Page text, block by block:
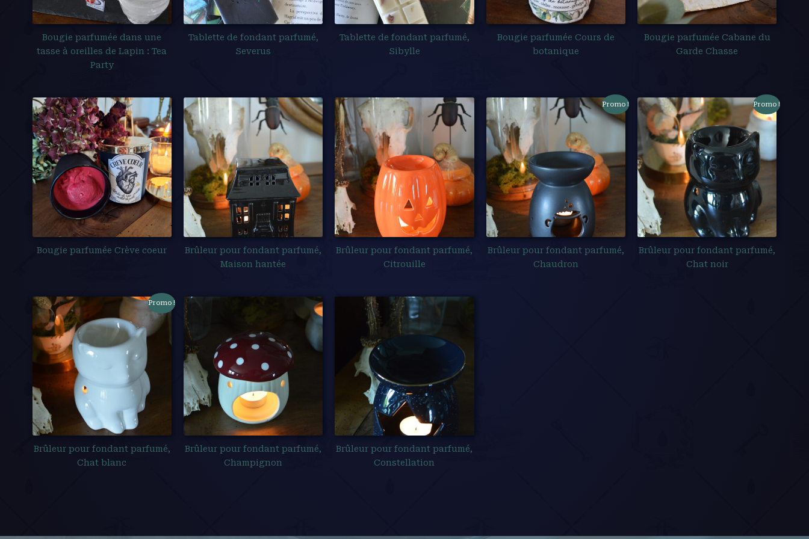
Bougie parfumée dans une
tasse à oreilles de Lapin : Tea
Party
Tablette de fondant parfumé,
Severus
Tablette de fondant parfumé,
Sibylle
Bougie parfumée Cours de
botanique
Bougie parfumée Cabane du
Garde Chasse
Bougie parfumée Crève coeur
Brûleur pour fondant parfumé,
Maison hantée
Brûleur pour fondant parfumé,
Citrouille
Promo !
Brûleur pour fondant parfumé,
Chaudron
Promo !
Brûleur pour fondant parfumé,
Chat noir
Promo !
Brûleur pour fondant parfumé,
Chat blanc
Brûleur pour fondant parfumé,
Champignon
Brûleur pour fondant parfumé,
Constellation